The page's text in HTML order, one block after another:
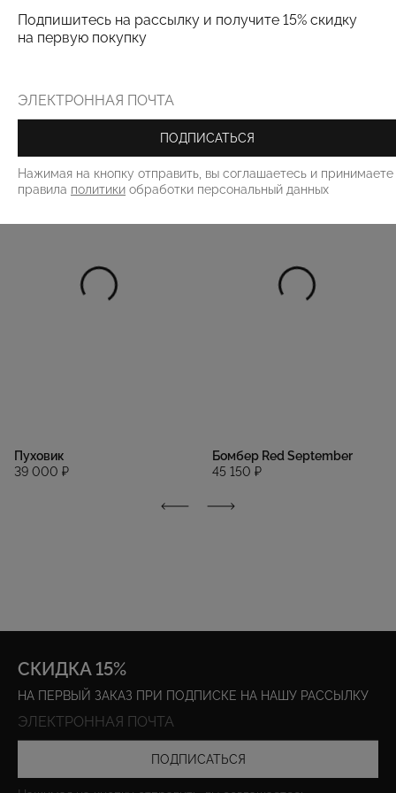
Поделиться:
РЕКОМЕНДУЕМ
Пуховик
39 000 ₽
Бомбер Red September
45 150 ₽
СКИДКА 15%
НА ПЕРВЫЙ ЗАКАЗ ПРИ ПОДПИСКЕ НА НАШУ РАССЫЛКУ
ПОДПИСАТЬСЯ
Подпишитесь на рассылку и получите 15% скидку
на первую покупку
ПОДПИСАТЬСЯ
Нажимая на кнопку отправить, вы соглашаетесь и принимаете
правила политики обработки персональный данных